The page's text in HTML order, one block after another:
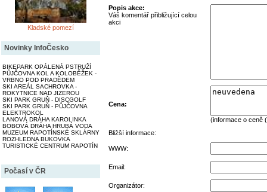
Kladské pomezí
Novinky InfoČesko
BIKEPARK OPÁLENÁ PSTRUŽÍ
PŮJČOVNA KOL A KOLOBĚŽEK -
VRBNO POD PRADĚDEM
SKI AREÁL SACHROVKA -
ROKYTNICE NAD JIZEROU
SKI PARK GRUŇ - DISCGOLF
SKI PARK GRUŇ - PŮJČOVNA
ELEKTROKOL
LANOVÁ DRÁHA KAROLINKA
BOBOVÁ DRÁHA HRUBÁ VODA
MUZEUM RAPOTÍNSKÉ SKLÁRNY
ROZHLEDNA BUKOVKA
TURISTICKÉ CENTRUM RAPOTÍN
Počasí v ČR
Popis akce:
Váš komentář přibližující celou
akci
Cena:
(informace o ceně
Bližší informace:
WWW:
Email:
Organizátor: